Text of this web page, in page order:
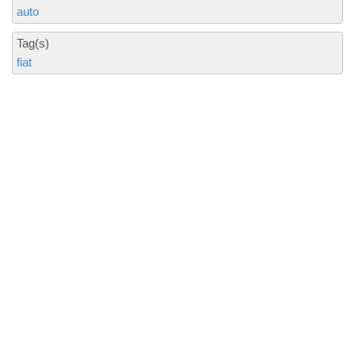
auto
Tag(s)
fiat